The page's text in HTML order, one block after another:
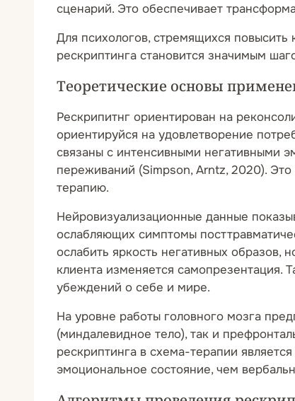
сценарий. Это обеспечивает
Для психологов, стремящихся
рескриптинга становится значимым
Теоретические основы
Рескрипитнг ориентирован на
ориентируйся на удовлетворение
связаны с интенсивными негативными
переживаний (Simpson, Arntz, 2020).
терапию.
Нейровизуализационные данные
ослабляющих симптомы
ослабить яркость негативных
клиента изменяется самопрезентация.
убеждений о себе и мире.
На уровне работы головного мозга
(миндалевидное тело), так и
рескриптинга в схема-терапии
эмоциональное состояние, чем